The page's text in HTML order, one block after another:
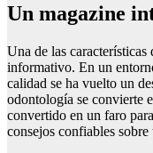
Un magazine
Una de las características
informativo. En un
calidad se ha vuelto un
odontología se convierte
convertido en un faro
consejos confiables